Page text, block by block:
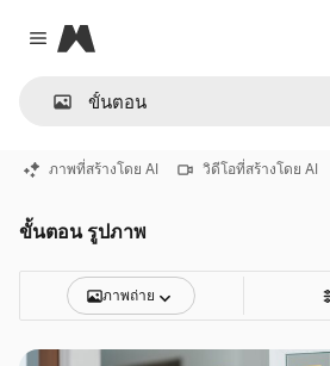
Close menu
Magnific
ภาพที่สร้างโดย AI วิดีโอที่สร้างโดย AI
ขั้นตอน รูปภาพ
ภาพถ่าย